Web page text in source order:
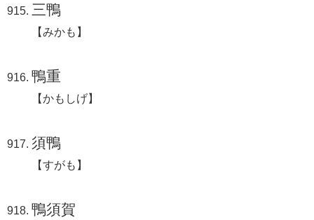
三鴨
【みかも】
鴨重
【かもしげ】
須鴨
【すがも】
鴨須賀